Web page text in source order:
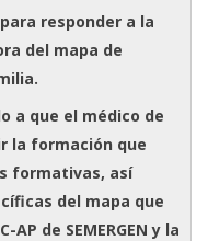
responder a la
del mapa de
a que el médico de
la formación que
formativas, así
del mapa que
de SEMERGEN y la